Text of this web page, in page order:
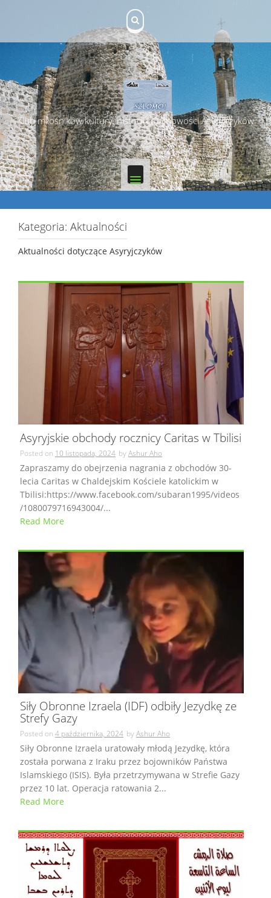
Klub miłośników kultury, historii i duchowości Asyryjczyków
Kategoria: Aktualności
Aktualności dotyczące Asyryjczyków
Asyryjskie obchody rocznicy Caritas w Tbilisi
Posted on 10 listopada, 2024 byAshur Aho
Zapraszamy do obejrzenia nagrania z obchodów 30-
lecia Caritas w Chaldejskim Kościele katolickim w
Tbilisi:https://www.facebook.com/subaran1995/videos
/1080079716943004/...
Read More
Siły Obronne Izraela (IDF) odbiły Jezydkę ze
Strefy Gazy
Posted on 4 października, 2024 byAshur Aho
Siły Obronne Izraela uratowały młodą Jezydkę, która
została porwana z Iraku przez bojowników Państwa
Islamskiego (ISIS). Była przetrzymywana w Strefie Gazy
przez 10 lat. Operacja ratowania 2...
Read More